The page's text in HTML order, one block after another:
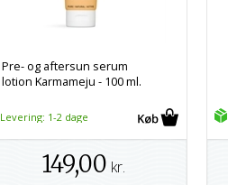
Pre- og aftersun serum
lotion Karmameju - 100 ml.
Levering: 1-2 dage
149,00 kr.